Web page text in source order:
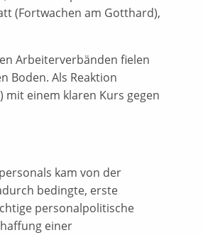
(Fortwachen am Gotthard),
Arbeiterverbänden fielen
Boden. Als Reaktion
mit einem klaren Kurs gegen
kam von der
bedingte, erste
personalpolitische
einer